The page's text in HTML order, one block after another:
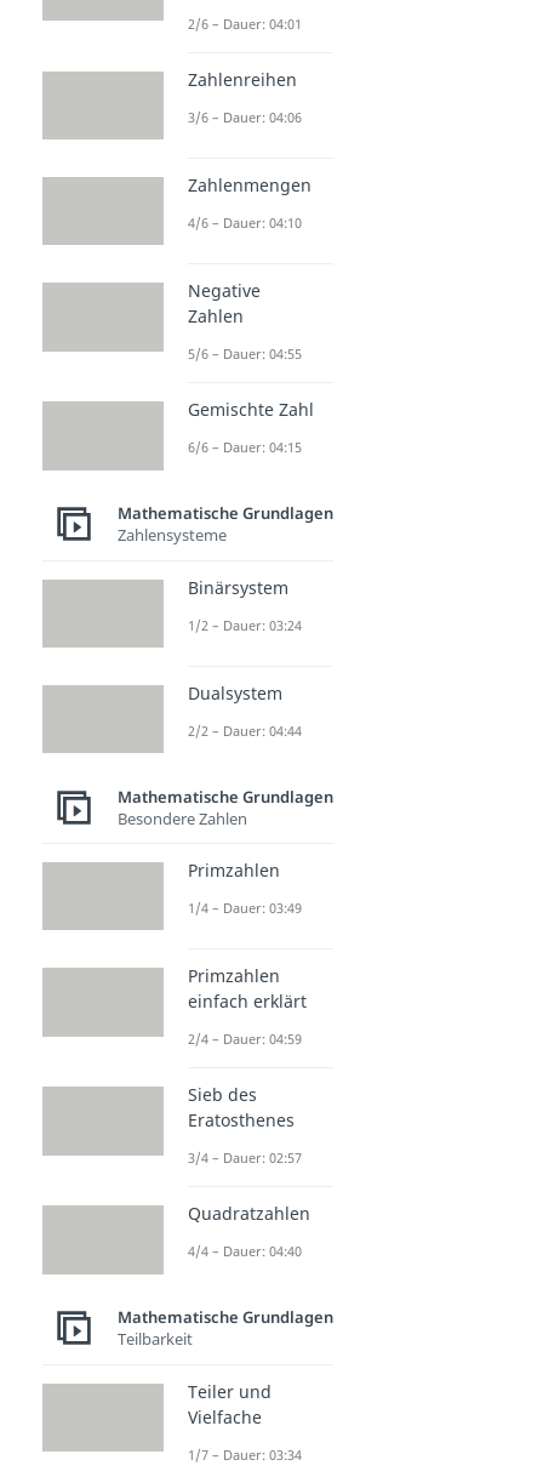
2/6 – Dauer: 04:01
Zahlenreihen
3/6 – Dauer: 04:06
Zahlenmengen
4/6 – Dauer: 04:10
Negative
Zahlen
5/6 – Dauer: 04:55
Gemischte Zahl
6/6 – Dauer: 04:15
Mathematische Grundlagen
Zahlensysteme
Binärsystem
1/2 – Dauer: 03:24
Dualsystem
2/2 – Dauer: 04:44
Mathematische Grundlagen
Besondere Zahlen
Primzahlen
1/4 – Dauer: 03:49
Primzahlen
einfach erklärt
2/4 – Dauer: 04:59
Sieb des
Eratosthenes
3/4 – Dauer: 02:57
Quadratzahlen
4/4 – Dauer: 04:40
Mathematische Grundlagen
Teilbarkeit
Teiler und
Vielfache
1/7 – Dauer: 03:34